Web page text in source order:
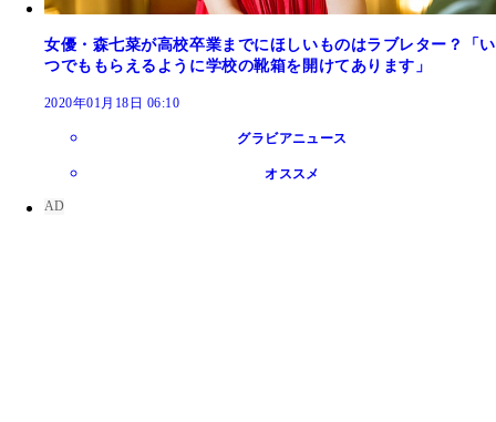
女優・森七菜が高校卒業までにほしいものはラブレター？「い
つでももらえるように学校の靴箱を開けてあります」
2020年01月18日 06:10
グラビアニュース
オススメ